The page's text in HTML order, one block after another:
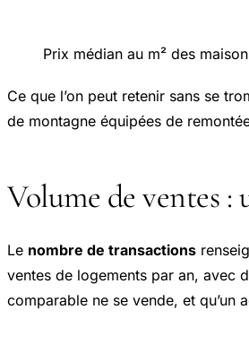
Prix médian au m² des
Ce que l’on peut retenir sans se
de montagne équipées de
Volume de ventes
Le nombre de transactions
ventes de logements par an, avec
comparable ne se vende, et qu’un